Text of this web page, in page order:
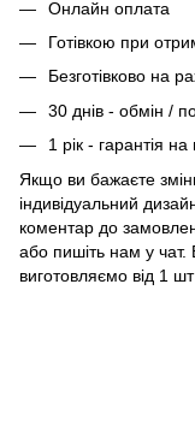
Онлайн оплата
Готівкою при
Безготівково на
30 днів - обмін /
1 рік - гарантія на
Якщо ви бажаєте
індивідуальний
коментар до
або пишіть нам у
виготовляємо від 1